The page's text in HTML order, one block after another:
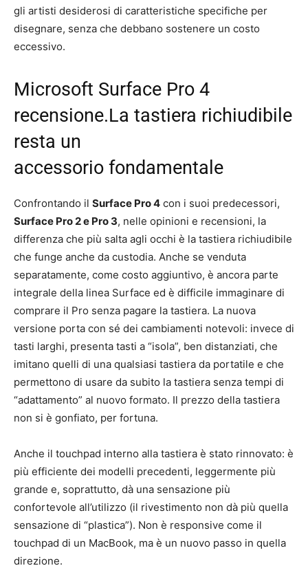
gli artisti desiderosi di caratteristiche specifiche per
disegnare, senza che debbano sostenere un costo
eccessivo.
Microsoft Surface Pro 4
recensione.La tastiera richiudibile
resta un
accessorio fondamentale
Confrontando il Surface Pro 4 con i suoi predecessori,
Surface Pro 2 e Pro 3, nelle opinioni e recensioni, la
differenza che più salta agli occhi è la tastiera richiudibile
che funge anche da custodia. Anche se venduta
separatamente, come costo aggiuntivo, è ancora parte
integrale della linea Surface ed è difficile immaginare di
comprare il Pro senza pagare la tastiera. La nuova
versione porta con sé dei cambiamenti notevoli: invece di
tasti larghi, presenta tasti a “isola”, ben distanziati, che
imitano quelli di una qualsiasi tastiera da portatile e che
permettono di usare da subito la tastiera senza tempi di
“adattamento” al nuovo formato. Il prezzo della tastiera
non si è gonfiato, per fortuna.
Anche il touchpad interno alla tastiera è stato rinnovato: è
più efficiente dei modelli precedenti, leggermente più
grande e, soprattutto, dà una sensazione più
confortevole all’utilizzo (il rivestimento non dà più quella
sensazione di “plastica”). Non è responsive come il
touchpad di un MacBook, ma è un nuovo passo in quella
direzione.